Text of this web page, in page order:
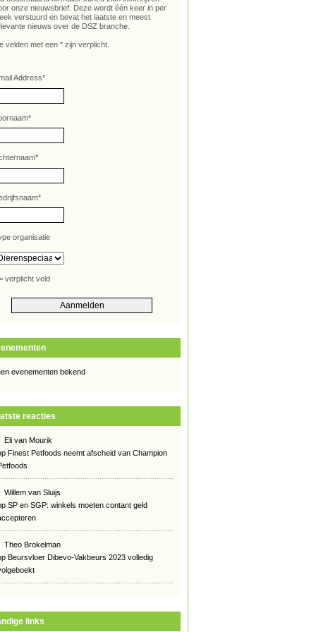
onze nieuwsbrief. Deze wordt één keer in per
verstuurd en bevat het laatste en meest
nieuws over de DSZ branche.
velden met een * zijn verplicht.
Address*
*
*
*
organisatie
verplicht veld
evenementen bekend
reacties
Eli van Mourik
Finest Petfoods neemt afscheid van Champion
Willem van Sluijs
SP en SGP: winkels moeten contant geld
Theo Brokelman
Beursvloer Dibevo-Vakbeurs 2023 volledig
links